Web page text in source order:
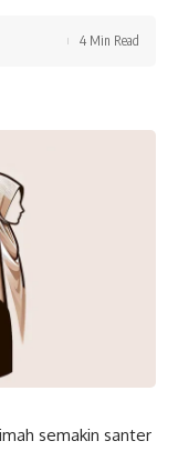
4 Min Read
semakin santer